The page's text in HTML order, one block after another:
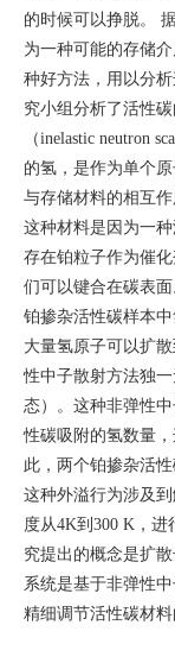
的时候可以挣脱。
为一种可能的存储
种好方法，用以分
究小组分析了活性
（inelastic neutron
的氢，是作为单个
与存储材料的相互
这种材料是因为一
存在铂粒子作为催
们可以键合在碳表
铂掺杂活性碳样本
大量氢原子可以扩
性中子散射方法独
态）。这种非弹性
性碳吸附的氢数量
此，两个铂掺杂活
这种外溢行为涉及
度从4K到300 K，
究提出的概念是扩
系统是基于非弹性
精细调节活性碳材